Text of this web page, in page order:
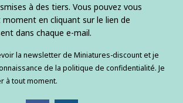
à des tiers. Vous pouvez vous
en cliquant sur le lien de
dans chaque e-mail.
la newsletter de Miniatures-discount et je
de la politique de confidentialité. Je
à tout moment.